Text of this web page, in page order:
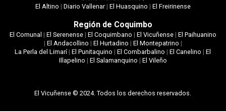
El Altino | Diario Vallenar| El Huasquino | El Freirinense
Región de Coquimbo
El Comunal | El Serenense| El Coquimbano | El Vicuñense| El Paihuanino
| El Andacollino | El Hurtadino | El Montepatrino |
La Perla del Limarí|El Punitaquino |El Combarbalino |El Canelino |El
Illapelino | El Salamanquino | El Vileño
El Vicuñense © 2024. Todos los derechos reservados.